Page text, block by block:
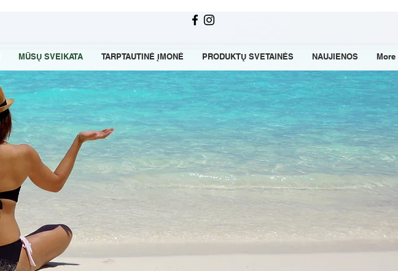
MŪSŲ SVEIKATA TARPTAUTINĖ ĮMONĖ PRODUKTŲ SVETAINĖS NAUJIENOS More